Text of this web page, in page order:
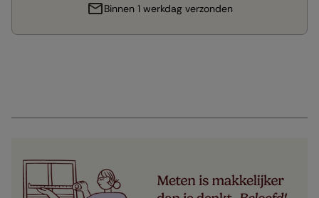
Binnen 1 werkdag verzonden